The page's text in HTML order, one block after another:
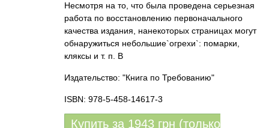
Несмотря на то, что была проведена серьезная
работа по восстановлению первоначального
качества издания, нанекоторых страницах могут
обнаружиться небольшие`огрехи`: помарки,
кляксы и т. п. В
Издательство: "Книга по Требованию"
ISBN: 978-5-458-14617-3
Купить за 1943 грн (только